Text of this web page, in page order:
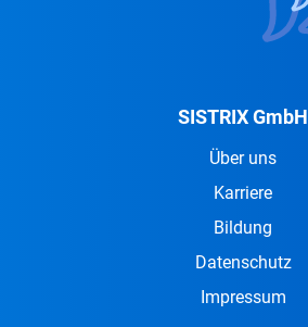
SISTRIX GmbH
Über uns
Karriere
Bildung
Datenschutz
Impressum